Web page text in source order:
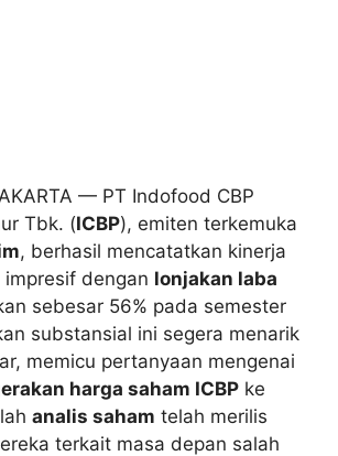
— PT Indofood CBP
Tbk. (ICBP), emiten terkemuka
, berhasil mencatatkan kinerja
dengan lonjakan laba
sebesar 56% pada semester
substansial ini segera menarik
memicu pertanyaan mengenai
harga saham ICBP ke
analis saham telah merilis
terkait masa depan salah